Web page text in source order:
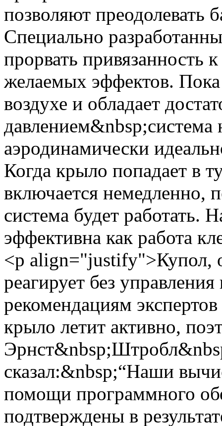
позволяют преодолевать
Специально
прорвать привязанность
желаемых эффектов.
воздухе и обладает
давлением&nbsp;система
аэродинамически
Когда крыло попадает в
включается немедленно,
система будет работать.
эффективна как работа
<p align="justify">Купол,
реагирует без
рекомендациям
крыло летит активно,
сказал:&nbsp;“Наши
помощи программного
подтверждены в